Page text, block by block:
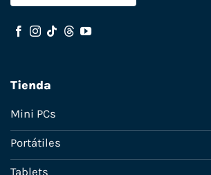
Tienda
Mini PCs
Portátiles
Tablets